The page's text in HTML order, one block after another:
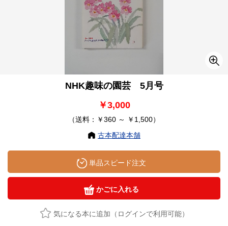
NHK趣味の園芸 5月号
￥3,000
（送料：￥360 ～ ￥1,500）
古本配達本舗
単品スピード注文
かごに入れる
気になる本に追加（ログインで利用可能）